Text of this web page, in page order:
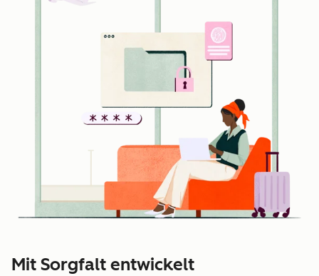
Mit Sorgfalt entwickelt